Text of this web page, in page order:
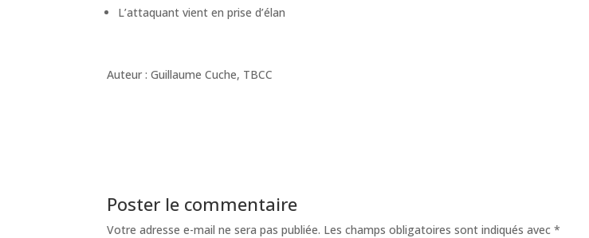
L’attaquant vient en prise d’élan
Auteur : Guillaume Cuche, TBCC
Poster le commentaire
Votre adresse e-mail ne sera pas publiée. Les champs obligatoires sont indiqués avec*